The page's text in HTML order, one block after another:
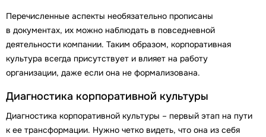
Перечисленные аспекты необязательно прописаны
в документах, их можно наблюдать в повседневной
деятельности компании. Таким образом, корпоративная
культура всегда присутствует и влияет на работу
организации, даже если она не формализована.
Диагностика корпоративной культуры
Диагностика корпоративной культуры – первый этап на пути
к ее трансформации. Нужно четко видеть, что она из себя